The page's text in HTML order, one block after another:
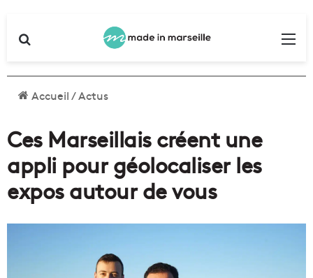
Accueil/Actus
Ces Marseillais créent une
appli pour géolocaliser les
expos autour de vous